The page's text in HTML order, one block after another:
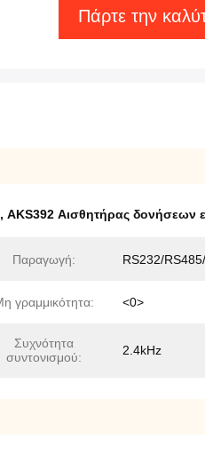
Πάρτε την
, AKS392 Αισθητήρας δονήσεων
Παραγωγή: RS232/
γραμμικότητα: <0>
Συχνότητα
συντονισμού:
2.4kHz